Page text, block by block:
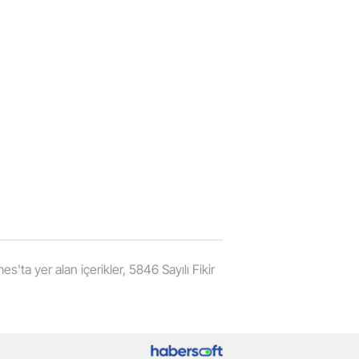
yer alan içerikler, 5846 Sayılı Fikir